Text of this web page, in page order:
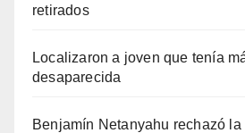
retirados
Localizaron a joven que tenía
desaparecida
Benjamín Netanyahu rechazó la